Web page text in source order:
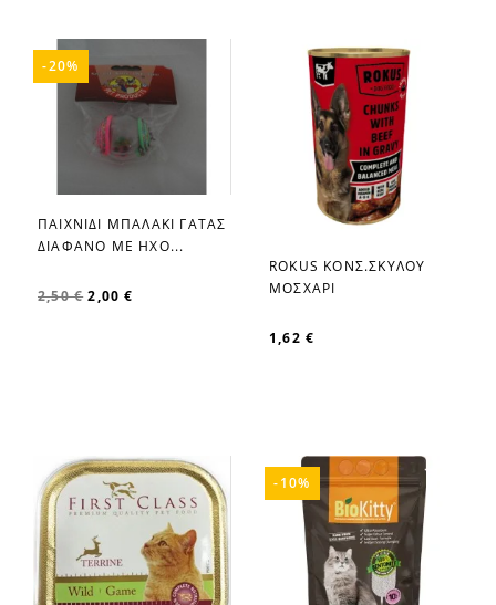
favorite_border
ΠΑΙΧΝΙΔΙ ΜΠΑΛΑΚΙ ΓΑΤΑΣ
ΔΙΑΦΑΝΟ ΜΕ ΗΧΟ...
2,50 € 2,00 €
-20%
favorite_border
ROKUS ΚΟΝΣ.ΣΚΥΛΟΥ
ΜΟΣΧΑΡΙ
1,62 €
-10%